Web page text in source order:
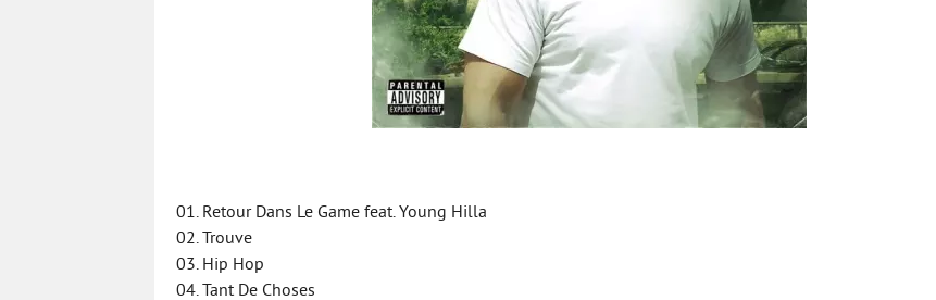
01. Retour Dans Le Game feat. Young Hilla
02. Trouve
03. Hip Hop
04. Tant De Choses